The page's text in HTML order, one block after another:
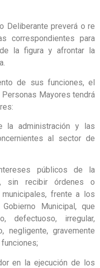
Deliberante preverá o re
correspondientes para
la figura y afrontar la
de sus funciones, el
Mayores tendrá
la administración y las
al sector de
públicos de la
sin recibir órdenes o
frente a los
Municipal, que
defectuoso, irregular,
negligente, gravemente
en la ejecución de los